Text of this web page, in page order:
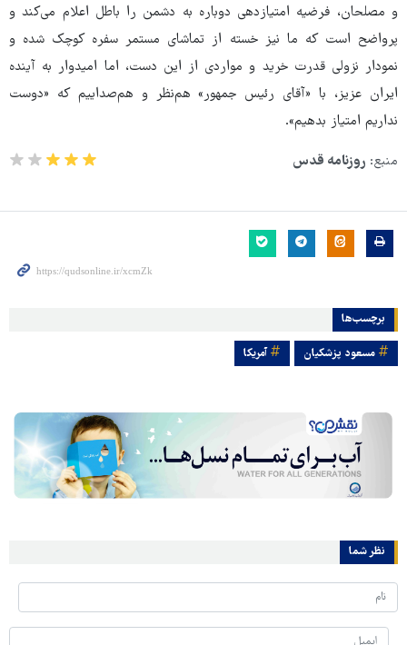
و مصلحان، فرضیه امتیازدهی دوباره به دشمن را باطل اعلام می‌کند و
پرواضح است که ما نیز خسته از تماشای مستمر سفره کوچک شده و
نمودار نزولی قدرت خرید و مواردی از این دست، اما امیدوار به آینده
ایران عزیز، با «آقای رئیس جمهور» هم‌نظر و هم‌صداییم که «دوست
نداریم امتیاز بدهیم».
منبع: روزنامه قدس
برچسب‌ها
مسعود پزشکیان آمریکا
نظر شما